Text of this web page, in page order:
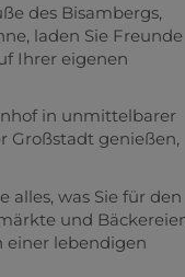
des Bisambergs,
laden Sie Freunde
Ihrer eigenen
in unmittelbarer
Großstadt genießen,
alles, was Sie für den
und
einer lebendigen